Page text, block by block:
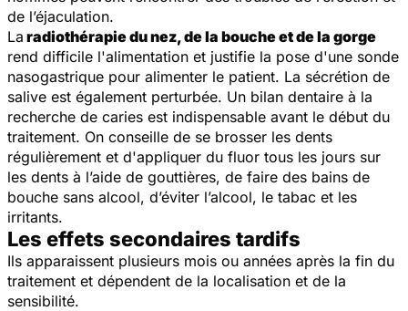
de l’éjaculation.
La radiothérapie du nez, de la bouche et de la gorge
rend difficile l'alimentation et justifie la pose d'une sonde
nasogastrique pour alimenter le patient. La sécrétion de
salive est également perturbée. Un bilan dentaire à la
recherche de caries est indispensable avant le début du
traitement. On conseille de se brosser les dents
régulièrement et d'appliquer du fluor tous les jours sur
les dents à l’aide de gouttières, de faire des bains de
bouche sans alcool, d’éviter l’alcool, le tabac et les
irritants.
Les effets secondaires tardifs
Ils apparaissent plusieurs mois ou années après la fin du
traitement et dépendent de la localisation et de la
sensibilité.